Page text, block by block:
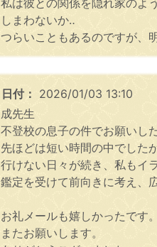
しまわないか‥
つらいこともあるのですが、
日付： 2026/01/03 13:10
成先生
不登校の息子の件でお願いし
先ほどは短い時間の中でした
行けない日々が続き、私もイ
鑑定を受けて前向きに考え、
お礼メールも嬉しかったです。
またお願いします。